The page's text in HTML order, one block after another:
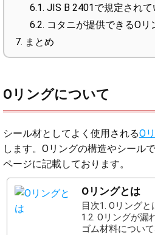
6.1. JIS B 2401で規定され
6.2. コタニが提供できるOリ
7. まとめ
Oリングについて
シール材としてよく使用されるO
します。Oリングの構造やシール
ページに記載しております。
Oリングとは
目次1. Oリング
1.2. Oリングが漏
ゴム材料について